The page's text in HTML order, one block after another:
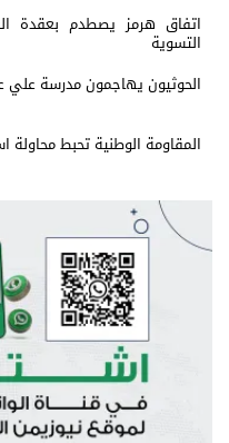
اتفاق هرمز يصطدم بعقدة
التسوية
الحوثيون يهاجمون مدرسة علي
المقاومة الوطنية تحبط